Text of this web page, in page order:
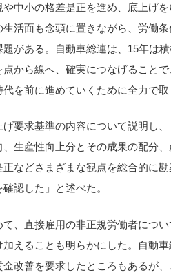
中小の格差是正を進め、底上げ
活面も念頭に置きながら、労働
がある。自動車総連は、15年は
から線へ、確実につなげること
を前に進めていくために全力で
要求基準の内容について説明し
生産性向上分とその成果の配分
などさまざまな観点を総合的に
認した」と述べた。
て、直接雇用の非正規労働者につ
えることも明らかにした。自動
改善を要求したところもあるが